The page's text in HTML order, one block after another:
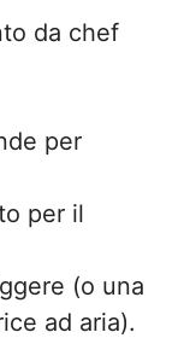
da chef
per
per il
(o una
ad aria).